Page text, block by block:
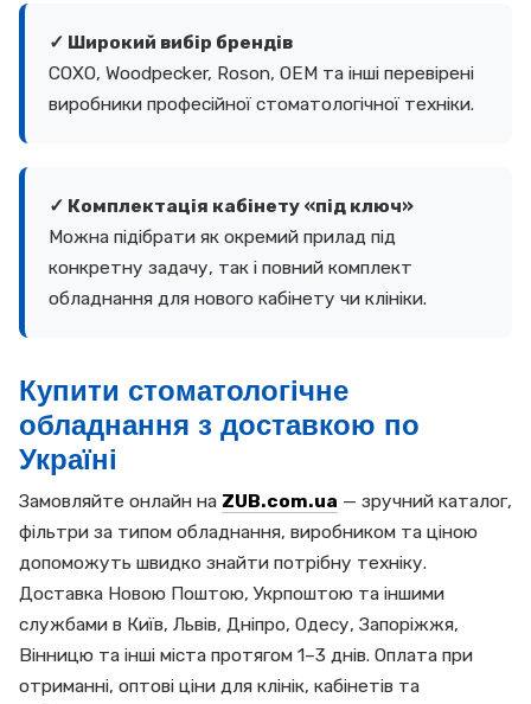
✓ Широкий вибір брендів
COXO, Woodpecker, Roson, ОЕМ та інші перевірені
виробники професійної стоматологічної техніки.
✓ Комплектація кабінету «під ключ»
Можна підібрати як окремий прилад під
конкретну задачу, так і повний комплект
обладнання для нового кабінету чи клініки.
Купити стоматологічне
обладнання з доставкою по
Україні
Замовляйте онлайн на ZUB.com.ua — зручний каталог,
фільтри за типом обладнання, виробником та ціною
допоможуть швидко знайти потрібну техніку.
Доставка Новою Поштою, Укрпоштою та іншими
службами в Київ, Львів, Дніпро, Одесу, Запоріжжя,
Вінницю та інші міста протягом 1–3 днів. Оплата при
отриманні, оптові ціни для клінік, кабінетів та